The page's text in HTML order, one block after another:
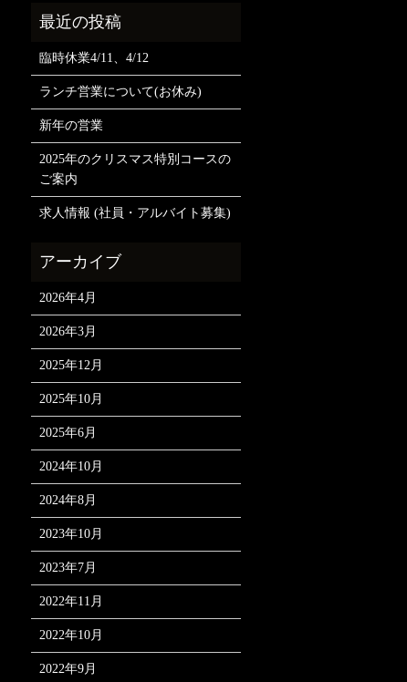
臨時休業4/11、4/12
ランチ営業について(お休み)
新年の営業
2025年のクリスマス特別コースの
ご案内
求人情報 (社員・アルバイト募集)
2026年4月
2026年3月
2025年12月
2025年10月
2025年6月
2024年10月
2024年8月
2023年10月
2023年7月
2022年11月
2022年10月
2022年9月